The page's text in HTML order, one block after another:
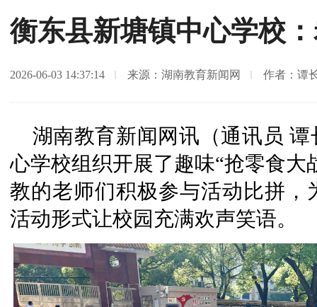
衡东县新塘镇中心学校
2026-06-03 14:37:14 来源：湖南教育新闻网 作者：谭
湖南教育新闻网讯（通讯员
心学校组织开展了趣味“抢零食
教的老师们积极参与活动比拼
活动形式让校园充满欢声笑语。